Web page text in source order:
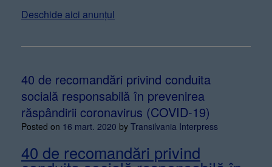
Deschide aici anunțul
40 de recomandări privind conduita
socială responsabilă în prevenirea
răspândirii coronavirus (COVID-19)
Posted on 16 mart. 2020 by Transilvania Interpress
40 de recomandări privind